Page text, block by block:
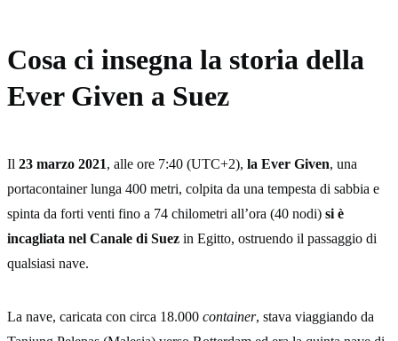
Cosa ci insegna la storia della
Ever Given a Suez
Il 23 marzo 2021, alle ore 7:40 (UTC+2), la Ever Given, una
portacontainer lunga 400 metri, colpita da una tempesta di sabbia e
spinta da forti venti fino a 74 chilometri all’ora (40 nodi) si è
incagliata nel Canale di Suez in Egitto, ostruendo il passaggio di
qualsiasi nave.
La nave, caricata con circa 18.000 container, stava viaggiando da